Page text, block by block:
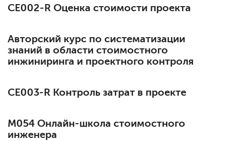
СЕ002-R Оценка стоимости проекта
Авторский курс по систематизации
знаний в области стоимостного
инжиниринга и проектного контроля
СЕ003-R Контроль затрат в проекте
М054 Онлайн-школа стоимостного
инженера